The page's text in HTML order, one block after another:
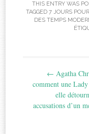
THIS ENTRY WAS
TAGGED 7 JOURS
DES TEMPS
← Agatha
comment une
elle
accusations d’un